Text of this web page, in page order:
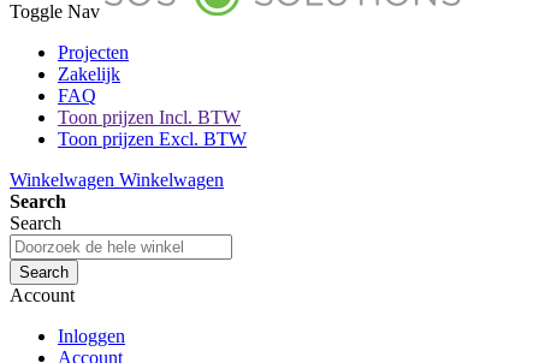
Toggle Nav
Projecten
Zakelijk
FAQ
Toon prijzen Incl. BTW
Toon prijzen Excl. BTW
Winkelwagen Winkelwagen
Search
Search
Search
Account
Inloggen
Account